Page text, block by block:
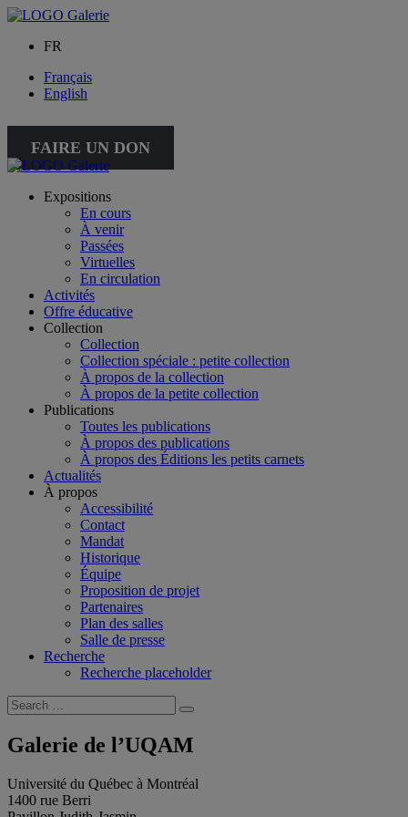
FR
Français
English
FAIRE UN DON
Expositions
En cours
À venir
Passées
Virtuelles
En circulation
Activités
Offre éducative
Collection
Collection
Collection spéciale : petite collection
À propos de la collection
À propos de la petite collection
Publications
Toutes les publications
À propos des publications
À propos des Éditions les petits carnets
Actualités
À propos
Accessibilité
Contact
Mandat
Historique
Équipe
Proposition de projet
Partenaires
Plan des salles
Salle de presse
Recherche
Recherche placeholder
Search
for:
Search
Galerie de l’UQAM
Université du Québec à Montréal
1400 rue Berri